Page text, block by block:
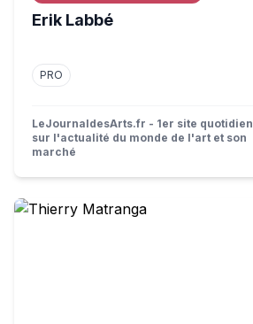
Erik Labbé
PRO
LeJournaldesArts.fr - 1er site quotidien
sur l'actualité du monde de l'art et son
marché
Thierry Matranga